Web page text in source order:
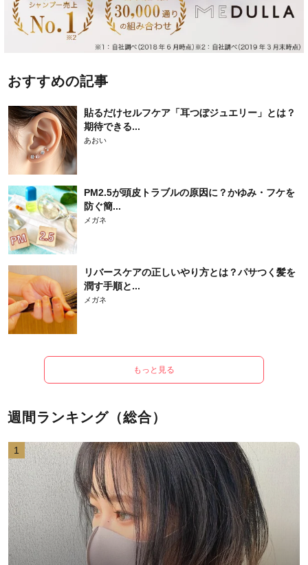
おすすめの記事
貼るだけセルフケア「耳つぼジュエリー」とは？
期待できる...
あおい
PM2.5が頭皮トラブルの原因に？かゆみ・フケを
防ぐ簡...
メガネ
リバースケアの正しいやり方とは？パサつく髪を
潤す手順と...
メガネ
もっと見る
週間ランキング（総合）
1